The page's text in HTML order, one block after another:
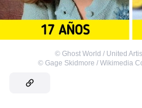
© Ghost World / United
© Gage Skidmore / Wikimedia